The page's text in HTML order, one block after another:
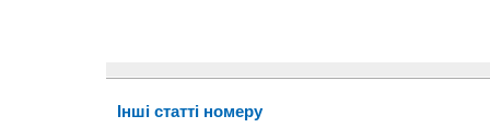
Інші статті номеру